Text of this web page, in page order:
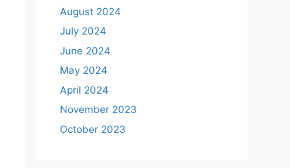
August 2024
July 2024
June 2024
May 2024
April 2024
November 2023
October 2023